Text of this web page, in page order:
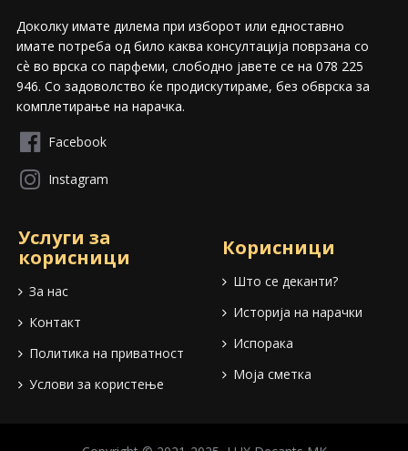
Доколку имате дилема при изборот или едноставно
имате потреба од било каква консултација поврзана со
сѐ во врска со парфеми, слободно јавете се на 078 225
946. Со задоволство ќе продискутираме, без обврска за
комплетирање на нарачка.
Facebook
Instagram
Услуги за
корисници
За нас
Контакт
Политика на приватност
Услови за користење
Корисници
Што се деканти?
Историја на нарачки
Испорака
Моја сметка